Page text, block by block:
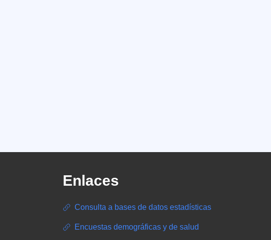
Enlaces
Consulta a bases de datos estadísticas
Encuestas demográficas y de salud